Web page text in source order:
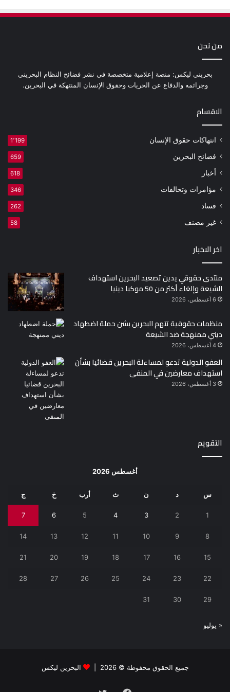
من نحن
بحريني ليكس: منصة إعلامية متخصصة في نشر فضائح النظام البحريني
وجرائمه والدفاع عن الحريات وحقوق الإنسان المنتهكة في البحرين.
الاقسام
انتهاكات حقوق الإنسان 1٬199
فضائح البحرين 659
أخبار 618
مؤامرات وتحالفات 346
فساد 262
غير مصنف 58
اخر الاخبار
منتدى حقوقي يدين تصعيد البحرين استهداف
الشيعة وإلغاء أكثر من 50 موكبا دينيا
6 أغسطس، 2026
منظمات حقوقية تتهم البحرين بشن حملة اضطهاد
ديني ممنهجة ضد الشيعة
4 أغسطس، 2026
العفو الدولية تدعو لمساءلة البحرين قضائيا بشأن
استهداف معارضين في المنفى
3 أغسطس، 2026
التقويم
أغسطس 2026
س د ن ث أرب خ ج
1
2
3
4
5
6
7
8
9
10
11
12
13
14
15
16
17
18
19
20
21
22
23
24
25
26
27
28
29
30
31
« يوليو
جميع الحقوق محفوظة © 2026 | البحرين ليكس